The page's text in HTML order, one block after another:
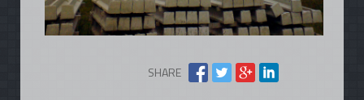
SHARE